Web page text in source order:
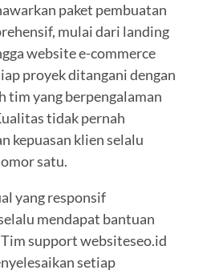
paket pembuatan
mulai dari landing
website e-commerce
proyek ditangani dengan
tim yang berpengalaman
tidak pernah
kepuasan klien selalu
satu.
yang responsif
mendapat bantuan
support websiteseo.id
setiap